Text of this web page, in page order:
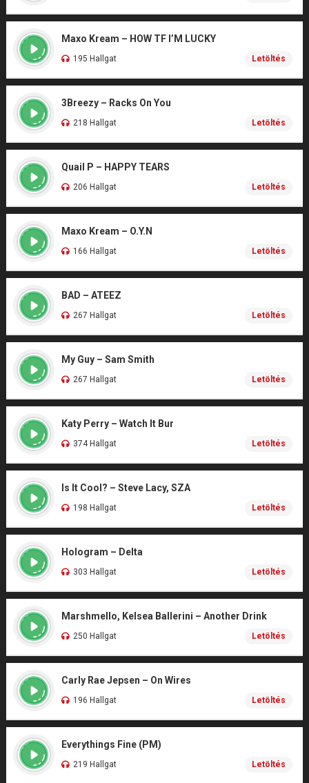
Maxo Kream – HOW TF I’M LUCKY
195 Hallgat Letöltés
3Breezy – Racks On You
218 Hallgat Letöltés
Quail P – HAPPY TEARS
206 Hallgat Letöltés
Maxo Kream – O.Y.N
166 Hallgat Letöltés
BAD – ATEEZ
267 Hallgat Letöltés
My Guy – Sam Smith
267 Hallgat Letöltés
Katy Perry – Watch It Bur
374 Hallgat Letöltés
Is It Cool? – Steve Lacy, SZA
198 Hallgat Letöltés
Hologram – Delta
303 Hallgat Letöltés
Marshmello, Kelsea Ballerini – Another Drink
250 Hallgat Letöltés
Carly Rae Jepsen – On Wires
196 Hallgat Letöltés
Everythings Fine (PM)
219 Hallgat Letöltés